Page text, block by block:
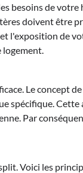
besoins de
doivent être
l'exposition de
Le concept de
spécifique.
Par
Voici les